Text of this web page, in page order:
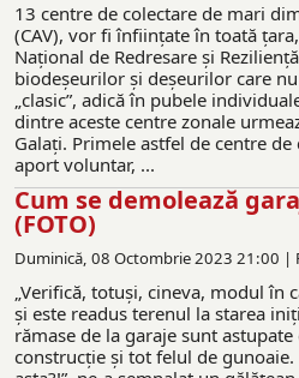
13 centre de colectare de mari
(CAV), vor fi înființate în toată
Național de Redresare și
biodeșeurilor și deșeurilor care
„clasic”, adică în pubele
dintre aceste centre zonale
Galați. Primele astfel de centre
aport voluntar, ...
Cum se demolează
(FOTO)
Duminică, 08 Octombrie 2023 21:00 |
„Verifică, totuşi, cineva, modul în
şi este readus terenul la starea
rămase de la garaje sunt
construcţie şi tot felul de gunoaie.